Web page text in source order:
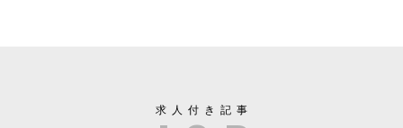
求人付き記事